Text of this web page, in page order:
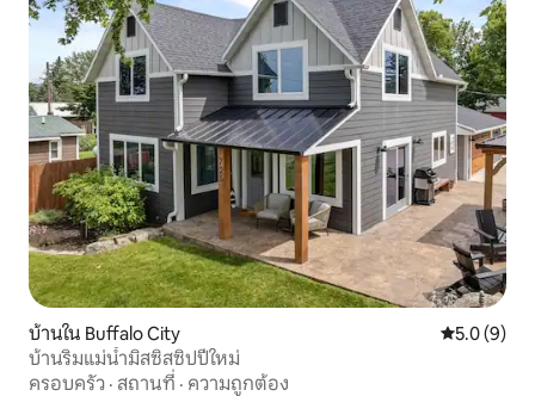
บ้านใน Buffalo City คะแนนเฉลี่
5.0 (9)
บ้านริมแม่น้ำมิสซิสซิปปีใหม่
ครอบครัว · สถานที่ · ความถูกต้อง